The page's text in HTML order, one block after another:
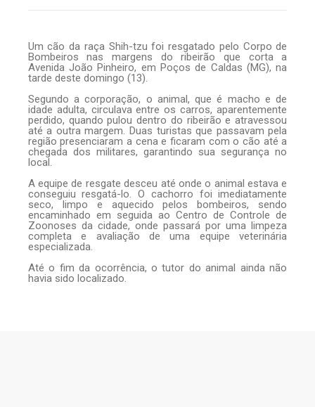
Um cão da raça Shih-tzu foi resgatado pelo Corpo de
Bombeiros nas margens do ribeirão que corta a
Avenida João Pinheiro, em Poços de Caldas (MG), na
tarde deste domingo (13).
Segundo a corporação, o animal, que é macho e de
idade adulta, circulava entre os carros, aparentemente
perdido, quando pulou dentro do ribeirão e atravessou
até a outra margem. Duas turistas que passavam pela
região presenciaram a cena e ficaram com o cão até a
chegada dos militares, garantindo sua segurança no
local.
A equipe de resgate desceu até onde o animal estava e
conseguiu resgatá-lo. O cachorro foi imediatamente
seco, limpo e aquecido pelos bombeiros, sendo
encaminhado em seguida ao Centro de Controle de
Zoonoses da cidade, onde passará por uma limpeza
completa e avaliação de uma equipe veterinária
especializada.
Até o fim da ocorrência, o tutor do animal ainda não
havia sido localizado.